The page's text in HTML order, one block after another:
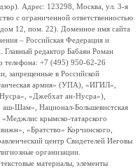
Адрес: 123298, Москва, ул. 3-я
с ограниченной ответственностью
12, пом. 22). Доменное имя сайта
– Российская Федерация и
Главный редактор Бабаян Роман
телефона: +7 (495) 950-62-26
запрещенные в Российской
армия» (УПА), «ИГИЛ»,
«Джебхат ан-Нусра»),
аш-Шам», Национал-Большевистская
крымско-татарского
«Братство» Корчинского,
центр Свидетелей Иеговы
организации.
материалы, элементы